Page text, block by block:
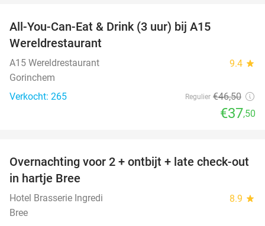
All-You-Can-Eat & Drink (3 uur) bij A15
Wereldrestaurant
A15 Wereldrestaurant 9.4 star
Gorinchem
Verkocht: 265
Regulier €46,50
€37,50
41%
TODAY
Overnachting voor 2 + ontbijt + late check-out
in hartje Bree
Hotel Brasserie Ingredi 8.9 star
Bree